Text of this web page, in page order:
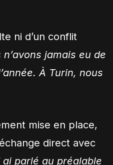
ni d’un conflit
n’avons jamais eu de
À Turin, nous
mise en place,
direct avec
ai parlé au préalable